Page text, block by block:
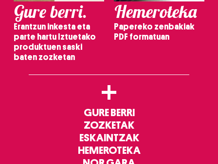
Gure berri.
Erantzun inkesta eta
parte hartu Iztuetako
produktuen saski
baten zozketan
Hemeroteka
Papereko zenbakiak
PDF formatuan
+
GURE BERRI
ZOZKETAK
ESKAINTZAK
HEMEROTEKA